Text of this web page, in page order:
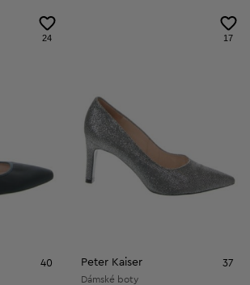
24
40
17
Peter Kaiser 37
Dámské boty